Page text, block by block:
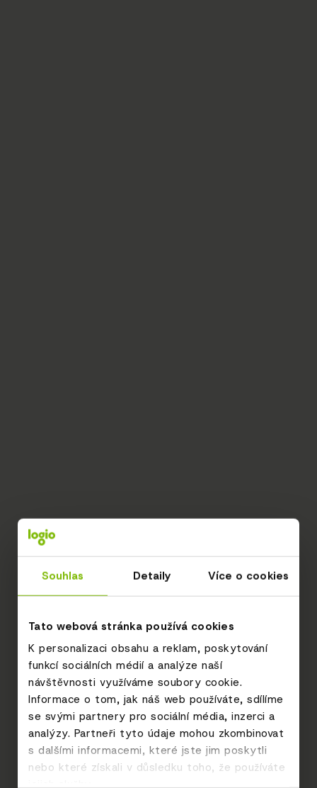
Souhlas Detaily Více o cookies
Tato webová stránka používá cookies
K personalizaci obsahu a reklam, poskytování
funkcí sociálních médií a analýze naší
návštěvnosti využíváme soubory cookie.
Informace o tom, jak náš web používáte, sdílíme
se svými partnery pro sociální média, inzerci a
analýzy. Partneři tyto údaje mohou zkombinovat
s dalšími informacemi, které jste jim poskytli
nebo které získali v důsledku toho, že používáte
jejich služby.